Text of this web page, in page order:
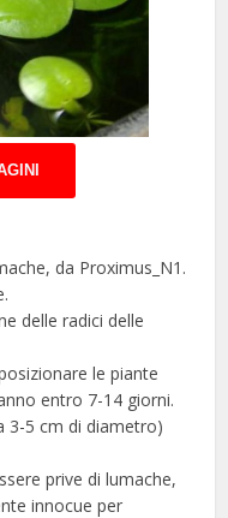
da Proximus_N1.
delle radici delle
le piante
entro 7-14 giorni.
3-5 cm di diametro)
prive di lumache,
innocue per